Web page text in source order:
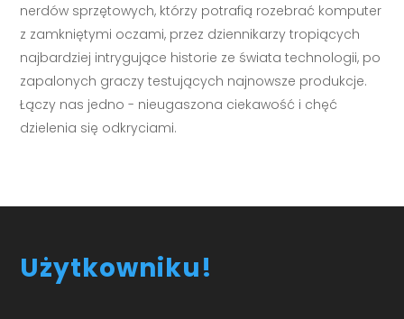
nerdów sprzętowych, którzy potrafią rozebrać komputer
z zamkniętymi oczami, przez dziennikarzy tropiących
najbardziej intrygujące historie ze świata technologii, po
zapalonych graczy testujących najnowsze produkcje.
Łączy nas jedno - nieugaszona ciekawość i chęć
dzielenia się odkryciami.
Użytkowniku!